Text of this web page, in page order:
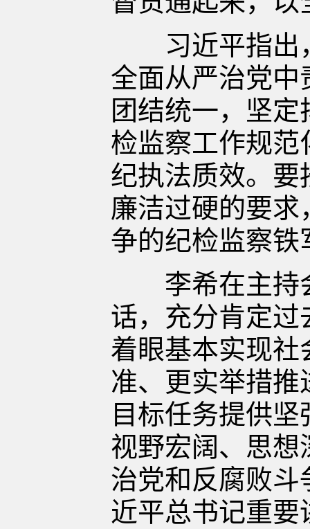
习近平指出，
全面从严治党
团结统一，坚
检监察工作规
纪执法质效。
廉洁过硬的要
争的纪检监察铁
李希在主持会
话，充分肯定
着眼基本实现
准、更实举措推
目标任务提供
视野宏阔、思
治党和反腐败
近平总书记重要